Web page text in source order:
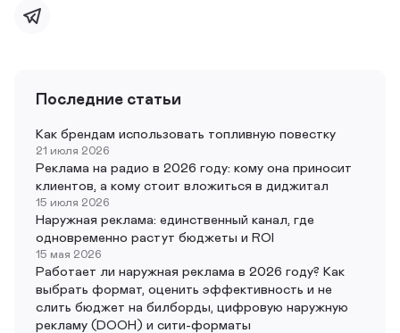
Последние статьи
Как брендам использовать топливную повестку
21 июля 2026
Реклама на радио в 2026 году: кому она приносит
клиентов, а кому стоит вложиться в диджитал
15 июля 2026
Наружная реклама: единственный канал, где
одновременно растут бюджеты и ROI
15 мая 2026
Работает ли наружная реклама в 2026 году? Как
выбрать формат, оценить эффективность и не
слить бюджет на билборды, цифровую наружную
рекламу (DOOH) и сити-форматы